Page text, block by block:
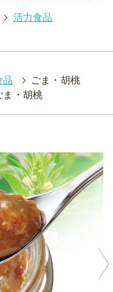
> 活力食品
品 >
ごま・胡桃
ま・胡桃